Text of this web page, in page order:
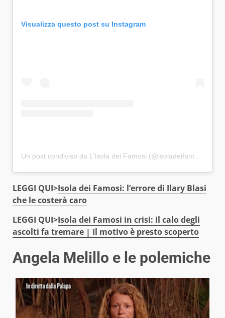
Visualizza questo post su Instagram
Un post condiviso da L’Isola dei Famosi (@isoladeifamosi)
LEGGI QUI>Isola dei Famosi: l’errore di Ilary Blasi
che le costerà caro
LEGGI QUI>Isola dei Famosi in crisi: il calo degli
ascolti fa tremare | Il motivo è presto scoperto
Angela Melillo e le polemiche